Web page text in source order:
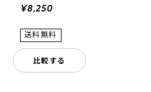
¥8,250
比較する